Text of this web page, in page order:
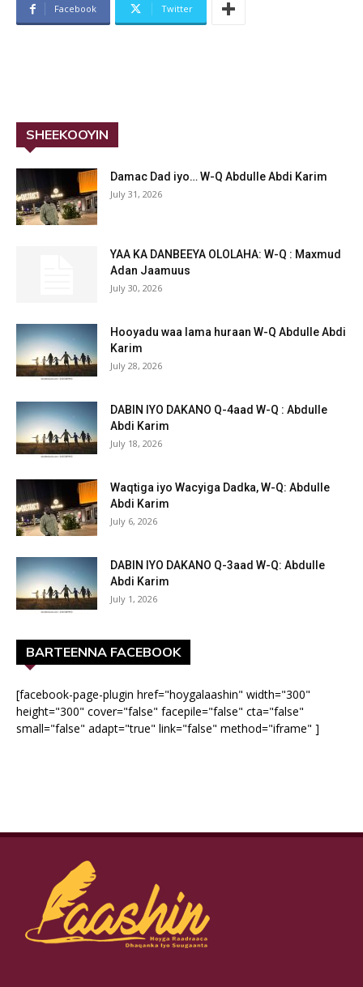
Facebook Twitter
SHEEKOOYIN
Damac Dad iyo… W-Q Abdulle Abdi Karim
July 31, 2026
YAA KA DANBEEYA OLOLAHA: W-Q : Maxmud
Adan Jaamuus
July 30, 2026
Hooyadu waa lama huraan W-Q Abdulle Abdi
Karim
July 28, 2026
DABIN IYO DAKANO Q-4aad W-Q : Abdulle
Abdi Karim
July 18, 2026
Waqtiga iyo Wacyiga Dadka, W-Q: Abdulle
Abdi Karim
July 6, 2026
DABIN IYO DAKANO Q-3aad W-Q: Abdulle
Abdi Karim
July 1, 2026
BARTEENNA FACEBOOK
[facebook-page-plugin href="hoygalaashin" width="300"
height="300" cover="false" facepile="false" cta="false"
small="false" adapt="true" link="false" method="iframe" ]